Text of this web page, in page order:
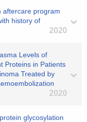
aftercare program
history of
2020
Levels of
Proteins in Patients
Treated by
2020
glycosylation